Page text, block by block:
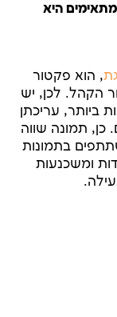
היא
, הוא פקטור
הקהל. לכן, יש
ביותר, עריכתן
כן, תמונה שווה
בתמונות
ומשכנעות